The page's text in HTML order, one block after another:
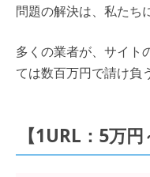
問題の解決は、私たち
多くの業者が、サイト
ては数百万円で請け負
【1URL：5万円